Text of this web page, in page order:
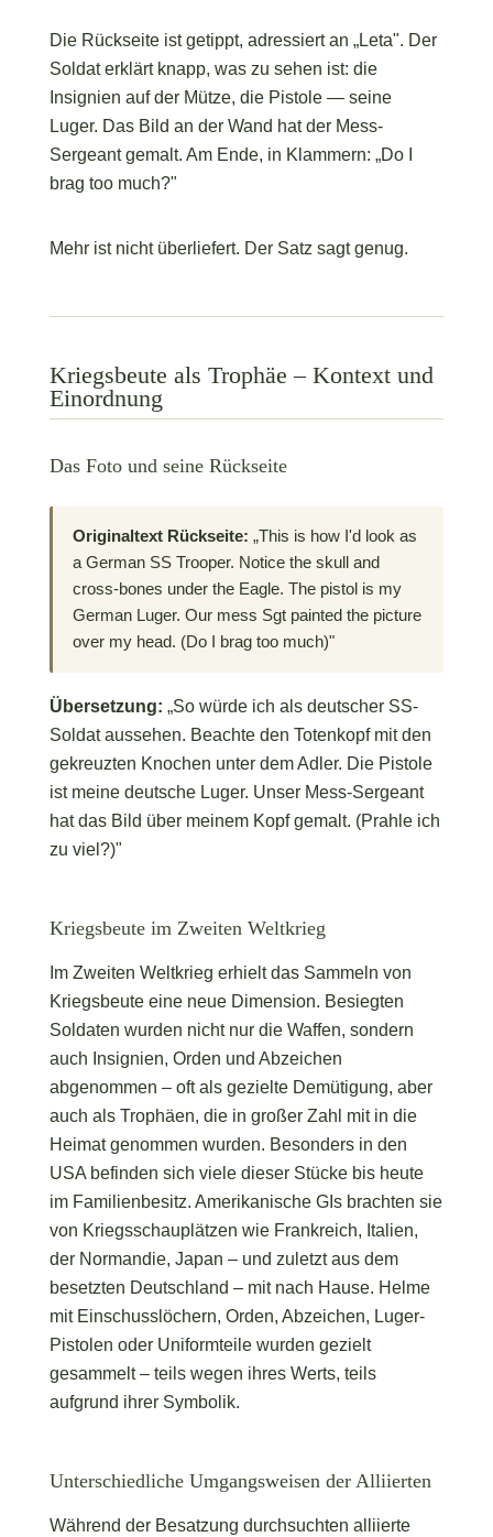
Die Rückseite ist getippt, adressiert an „Leta". Der
Soldat erklärt knapp, was zu sehen ist: die
Insignien auf der Mütze, die Pistole — seine
Luger. Das Bild an der Wand hat der Mess-
Sergeant gemalt. Am Ende, in Klammern: „Do I
brag too much?"
Mehr ist nicht überliefert. Der Satz sagt genug.
Kriegsbeute als Trophäe – Kontext und
Einordnung
Das Foto und seine Rückseite
Originaltext Rückseite: „This is how I'd look as
a German SS Trooper. Notice the skull and
cross-bones under the Eagle. The pistol is my
German Luger. Our mess Sgt painted the picture
over my head. (Do I brag too much)"
Übersetzung: „So würde ich als deutscher SS-
Soldat aussehen. Beachte den Totenkopf mit den
gekreuzten Knochen unter dem Adler. Die Pistole
ist meine deutsche Luger. Unser Mess-Sergeant
hat das Bild über meinem Kopf gemalt. (Prahle ich
zu viel?)"
Kriegsbeute im Zweiten Weltkrieg
Im Zweiten Weltkrieg erhielt das Sammeln von
Kriegsbeute eine neue Dimension. Besiegten
Soldaten wurden nicht nur die Waffen, sondern
auch Insignien, Orden und Abzeichen
abgenommen – oft als gezielte Demütigung, aber
auch als Trophäen, die in großer Zahl mit in die
Heimat genommen wurden. Besonders in den
USA befinden sich viele dieser Stücke bis heute
im Familienbesitz. Amerikanische GIs brachten sie
von Kriegsschauplätzen wie Frankreich, Italien,
der Normandie, Japan – und zuletzt aus dem
besetzten Deutschland – mit nach Hause. Helme
mit Einschusslöchern, Orden, Abzeichen, Luger-
Pistolen oder Uniformteile wurden gezielt
gesammelt – teils wegen ihres Werts, teils
aufgrund ihrer Symbolik.
Unterschiedliche Umgangsweisen der Alliierten
Während der Besatzung durchsuchten alliierte